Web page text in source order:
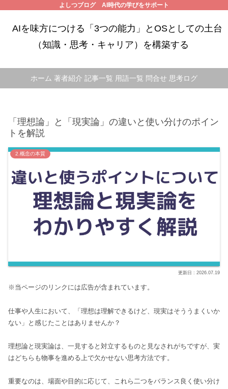
よしつブログ AI時代の学びをサポート
AIを味方につける「3つの能力」とOSとしての土台
（知識・思考・キャリア）を構築する
ホーム 著者紹介 記事一覧 用語一覧 問合せ 思考ログ
「理想論」と「現実論」の違いと使い分けのポイン
トを解説
2.概念の本質
2026.07.19
※当ページのリンクには広告が含まれています。
仕事や人生において、「理想は理解できるけど、現実はそううまくいか
ない」と感じたことはありませんか？
理想論と現実論は、一見すると対立するものと見なされがちですが、実
はどちらも物事を進める上で欠かせない思考方法です。
重要なのは、場面や目的に応じて、これら二つをバランス良く使い分け